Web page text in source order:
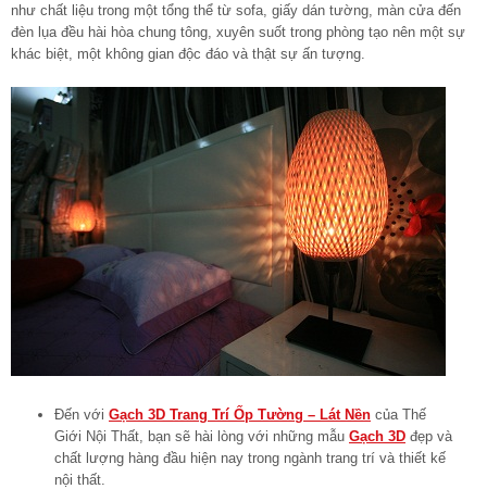
như chất liệu trong một tổng thể từ sofa, giấy dán tường, màn cửa đến
đèn lụa đều hài hòa chung tông, xuyên suốt trong phòng tạo nên một sự
khác biệt, một không gian độc đáo và thật sự ấn tượng.
Đến với Gạch 3D Trang Trí Ốp Tường – Lát Nền của Thế
Giới Nội Thất, bạn sẽ hài lòng với những mẫu Gạch 3D đẹp và
chất lượng hàng đầu hiện nay trong ngành trang trí và thiết kế
nội thất.